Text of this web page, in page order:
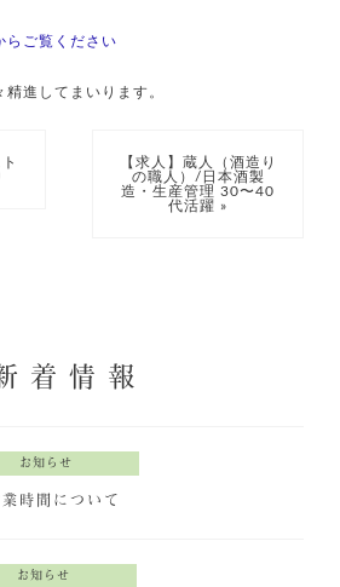
らご覧ください
進してまいります。
【求人】蔵人（酒造り
の職人）/日本酒製
造・生産管理 30〜40
代活躍 »
着情報
お知らせ
時間について
お知らせ